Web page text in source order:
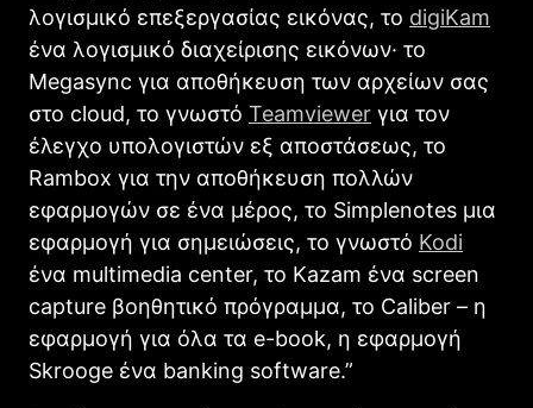
λογισμικό επεξεργασίας εικόνας, το digiKam
ένα λογισμικό διαχείρισης εικόνων· το
Megasync για αποθήκευση των αρχείων σας
στο cloud, το γνωστό Teamviewer για τον
έλεγχο υπολογιστών εξ αποστάσεως, το
Rambox για την αποθήκευση πολλών
εφαρμογών σε ένα μέρος, το Simplenotes μια
εφαρμογή για σημειώσεις, το γνωστό Kodi
ένα multimedia center, το Kazam ένα screen
capture βοηθητικό πρόγραμμα, το Caliber – η
εφαρμογή για όλα τα e-book, η εφαρμογή
Skrooge ένα banking software.”